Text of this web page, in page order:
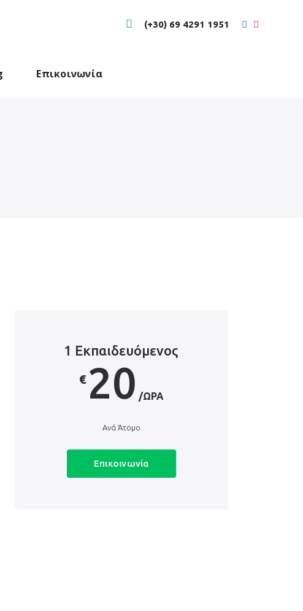
(+30) 69 4291 1951
Επικοινωνία
1 Εκπαιδευόμενος
€ 20 /ΏΡΑ
Ανά Άτομο
Επικοινωνία